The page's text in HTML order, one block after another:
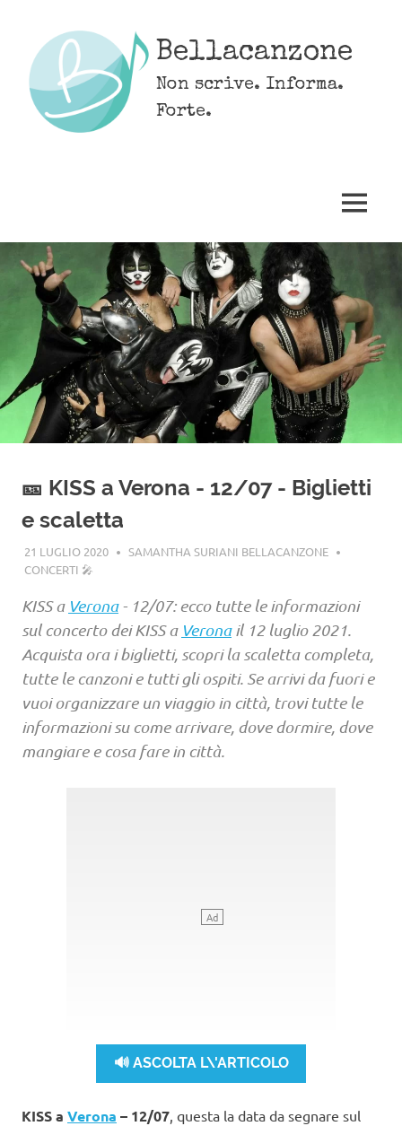
content
Bellacanzone
Non scrive. Informa.
Forte.
MENU
🎫 KISS a Verona - 12/07 - Biglietti
e scaletta
21 LUGLIO 2020
SAMANTHA SURIANI BELLACANZONE
CONCERTI 🎤
KISS a Verona- 12/07: ecco tutte le informazioni
sul concerto dei KISS a Veronail 12 luglio 2021.
Acquista ora i biglietti, scopri la scaletta completa,
tutte le canzoni e tutti gli ospiti. Se arrivi da fuori e
vuoi organizzare un viaggio in città, trovi tutte le
informazioni su come arrivare, dove dormire, dove
mangiare e cosa fare in città.
🔊 ASCOLTA L\'ARTICOLO
KISS a Verona – 12/07 , questa la data da segnare sul